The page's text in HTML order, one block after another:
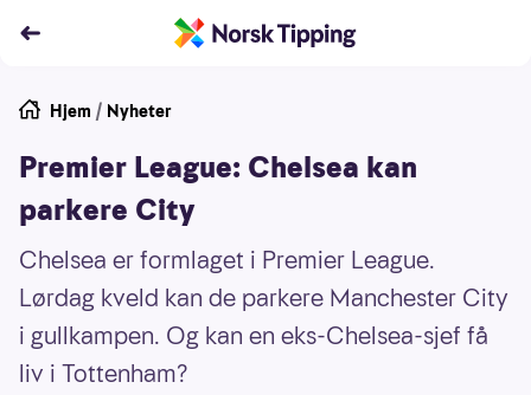
Hjem / Nyheter
Premier League: Chelsea kan
parkere City
Chelsea er formlaget i Premier League.
Lørdag kveld kan de parkere Manchester City
i gullkampen. Og kan en eks-Chelsea-sjef få
liv i Tottenham?